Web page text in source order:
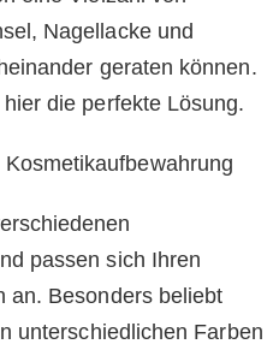
Nagellacke und
geraten können.
die perfekte Lösung.
passen sich Ihren
an. Besonders beliebt
unterschiedlichen Farben